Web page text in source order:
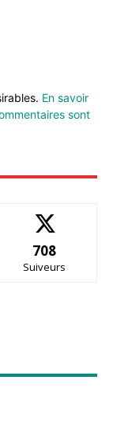
En savoir
sont
708
Suiveurs